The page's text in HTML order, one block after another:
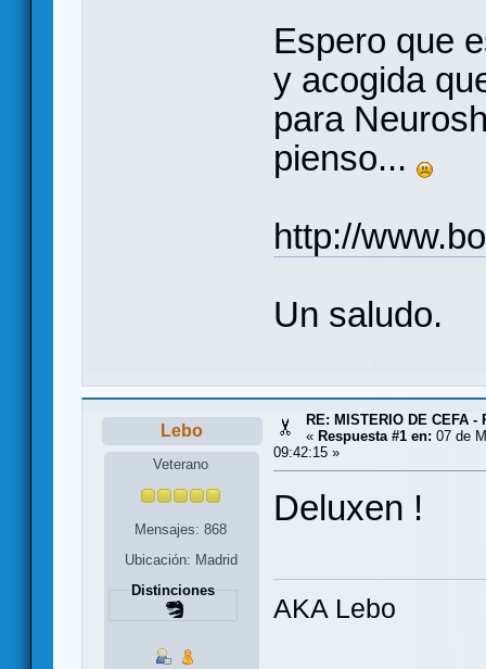
Espero que
y acogida
para
pienso...
http://
Un saludo.
Lebo
Veterano
Mensajes: 868
Ubicación: Madrid
Distinciones
RE: MISTERIO DE CEFA -
« Respuesta #1 en: 07 de
09:42:15 »
Deluxen !
AKA Lebo